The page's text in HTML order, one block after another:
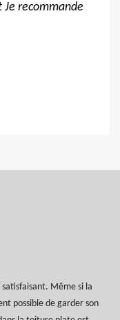
Travail impeccable
Même si la
possible de garder son